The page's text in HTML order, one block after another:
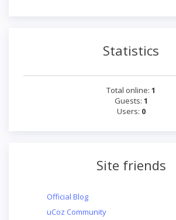
Statistics
Total online: 1
Guests: 1
Users: 0
Site friends
Official Blog
uCoz Community